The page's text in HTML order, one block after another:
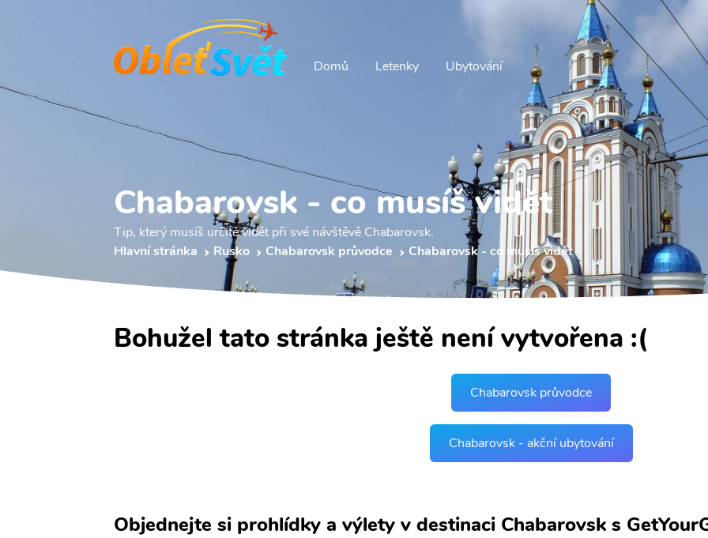
Domů Letenky Ubytování
Chabarovsk - co musíš vidět
Tip, který musíš určitě vidět při své návštěvě Chabarovsk.
Hlavní stránka
Rusko Chabarovsk průvodce Chabarovsk - co musíš vidět
Bohužel tato stránka ještě není vytvořena :(
Chabarovsk průvodce
Chabarovsk - akční ubytování
Objednejte si prohlídky a výlety v destinaci Chabarovsk s